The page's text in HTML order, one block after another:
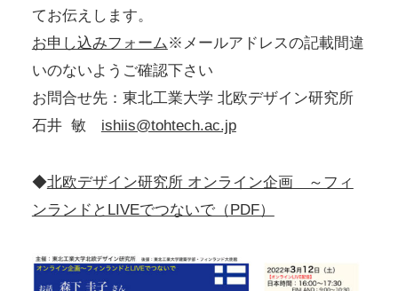
てお伝えします。
お申し込みフォーム※メールアドレスの記載間違
いのないようご確認下さい
お問合せ先：東北工業大学 北欧デザイン研究所
石井 敏 ishiis@tohtech.ac.jp
◆北欧デザイン研究所 オンライン企画 ～フィ
ンランドとLIVEでつないで（PDF）